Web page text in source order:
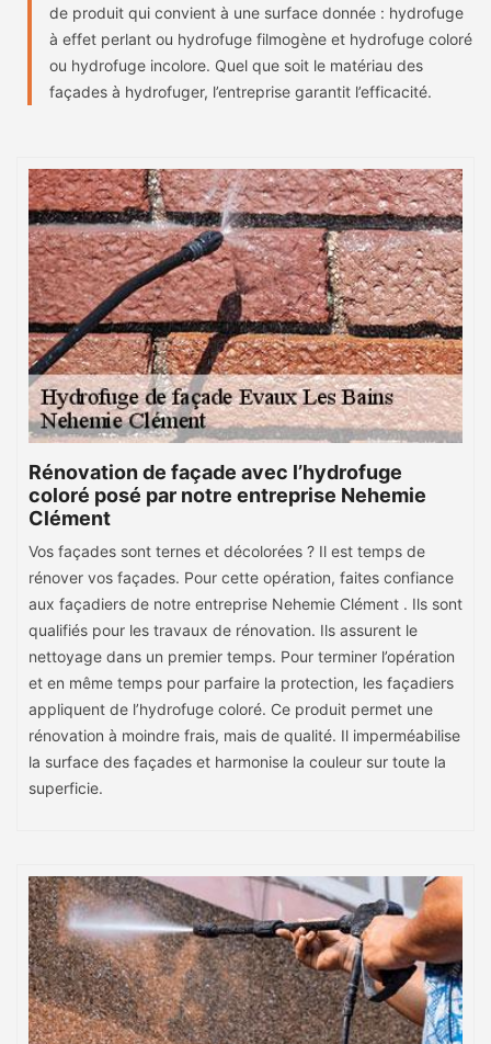
de produit qui convient à une surface donnée : hydrofuge
à effet perlant ou hydrofuge filmogène et hydrofuge coloré
ou hydrofuge incolore. Quel que soit le matériau des
façades à hydrofuger, l’entreprise garantit l’efficacité.
Rénovation de façade avec l’hydrofuge
coloré posé par notre entreprise Nehemie
Clément
Vos façades sont ternes et décolorées ? Il est temps de
rénover vos façades. Pour cette opération, faites confiance
aux façadiers de notre entreprise Nehemie Clément . Ils sont
qualifiés pour les travaux de rénovation. Ils assurent le
nettoyage dans un premier temps. Pour terminer l’opération
et en même temps pour parfaire la protection, les façadiers
appliquent de l’hydrofuge coloré. Ce produit permet une
rénovation à moindre frais, mais de qualité. Il imperméabilise
la surface des façades et harmonise la couleur sur toute la
superficie.